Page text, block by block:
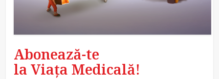
Abonează-te
la Viața Medicală!